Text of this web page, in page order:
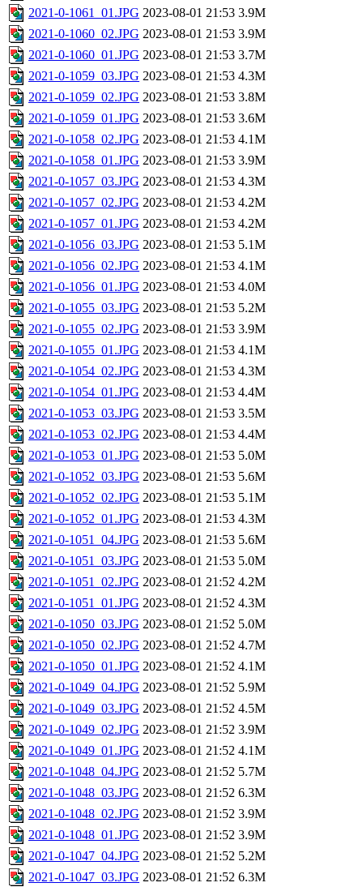
2021-0-1061_01.JPG 2023-08-01 21:53 3.9M
2021-0-1060_02.JPG 2023-08-01 21:53 3.9M
2021-0-1060_01.JPG 2023-08-01 21:53 3.7M
2021-0-1059_03.JPG 2023-08-01 21:53 4.3M
2021-0-1059_02.JPG 2023-08-01 21:53 3.8M
2021-0-1059_01.JPG 2023-08-01 21:53 3.6M
2021-0-1058_02.JPG 2023-08-01 21:53 4.1M
2021-0-1058_01.JPG 2023-08-01 21:53 3.9M
2021-0-1057_03.JPG 2023-08-01 21:53 4.3M
2021-0-1057_02.JPG 2023-08-01 21:53 4.2M
2021-0-1057_01.JPG 2023-08-01 21:53 4.2M
2021-0-1056_03.JPG 2023-08-01 21:53 5.1M
2021-0-1056_02.JPG 2023-08-01 21:53 4.1M
2021-0-1056_01.JPG 2023-08-01 21:53 4.0M
2021-0-1055_03.JPG 2023-08-01 21:53 5.2M
2021-0-1055_02.JPG 2023-08-01 21:53 3.9M
2021-0-1055_01.JPG 2023-08-01 21:53 4.1M
2021-0-1054_02.JPG 2023-08-01 21:53 4.3M
2021-0-1054_01.JPG 2023-08-01 21:53 4.4M
2021-0-1053_03.JPG 2023-08-01 21:53 3.5M
2021-0-1053_02.JPG 2023-08-01 21:53 4.4M
2021-0-1053_01.JPG 2023-08-01 21:53 5.0M
2021-0-1052_03.JPG 2023-08-01 21:53 5.6M
2021-0-1052_02.JPG 2023-08-01 21:53 5.1M
2021-0-1052_01.JPG 2023-08-01 21:53 4.3M
2021-0-1051_04.JPG 2023-08-01 21:53 5.6M
2021-0-1051_03.JPG 2023-08-01 21:53 5.0M
2021-0-1051_02.JPG 2023-08-01 21:52 4.2M
2021-0-1051_01.JPG 2023-08-01 21:52 4.3M
2021-0-1050_03.JPG 2023-08-01 21:52 5.0M
2021-0-1050_02.JPG 2023-08-01 21:52 4.7M
2021-0-1050_01.JPG 2023-08-01 21:52 4.1M
2021-0-1049_04.JPG 2023-08-01 21:52 5.9M
2021-0-1049_03.JPG 2023-08-01 21:52 4.5M
2021-0-1049_02.JPG 2023-08-01 21:52 3.9M
2021-0-1049_01.JPG 2023-08-01 21:52 4.1M
2021-0-1048_04.JPG 2023-08-01 21:52 5.7M
2021-0-1048_03.JPG 2023-08-01 21:52 6.3M
2021-0-1048_02.JPG 2023-08-01 21:52 3.9M
2021-0-1048_01.JPG 2023-08-01 21:52 3.9M
2021-0-1047_04.JPG 2023-08-01 21:52 5.2M
2021-0-1047_03.JPG 2023-08-01 21:52 6.3M